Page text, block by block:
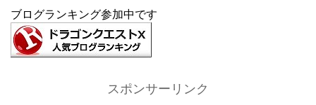
ブログランキング参加中です
スポンサーリンク